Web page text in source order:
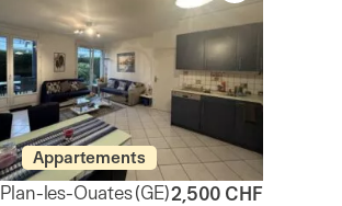
Appartements
Plan-les-Ouates(GE)2,500 CHF